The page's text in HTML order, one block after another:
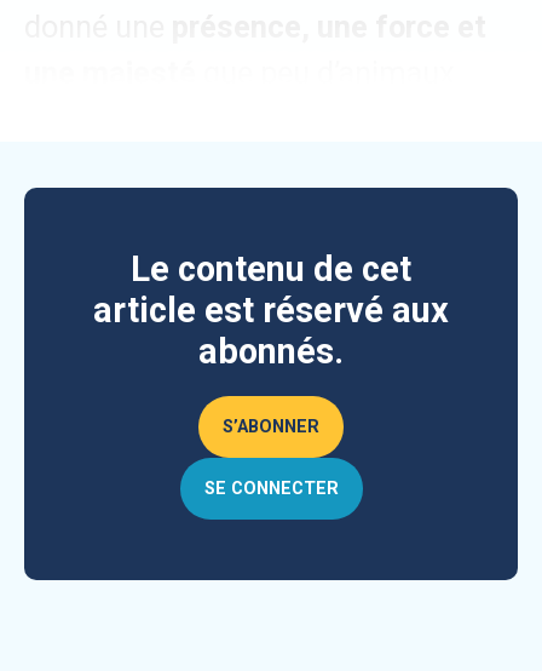
Le contenu de cet
article est réservé aux
abonnés.
S’ABONNER
SE CONNECTER